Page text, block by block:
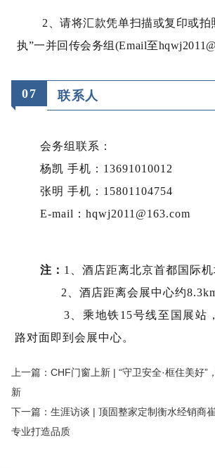
2、请将汇款凭单扫描或复印或拍
执”一并回传会务组(Email至
07 联系人
会务组联系：
杨凯 手机：13691010012
张明 手机：15801104754
E-mail：hqwj2011@163.com
注： 1、酒店距离北京首都国际
2、酒店距离会展中心约
3、乘地铁15号线至国展站
路对面即到会展中心。
上一篇：CHF门窗上新 | “守卫安全·框住美好”
新
下一篇：生涯访谈 | 顶固整家定制衡水经销商
专业打造品质